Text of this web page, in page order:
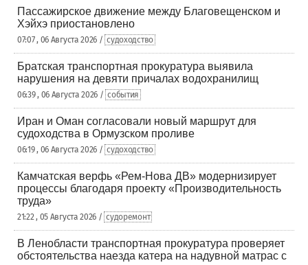
Пассажирское движение между Благовещенском и
Хэйхэ приостановлено
07:07 , 06 Августа 2026 / судоходство
Братская транспортная прокуратура выявила
нарушения на девяти причалах водохранилищ
06:39 , 06 Августа 2026 / события
Иран и Оман согласовали новый маршрут для
судоходства в Ормузском проливе
06:19 , 06 Августа 2026 / судоходство
Камчатская верфь «Рем-Нова ДВ» модернизирует
процессы благодаря проекту «Производительность
труда»
21:22 , 05 Августа 2026 / судоремонт
В Ленобласти транспортная прокуратура проверяет
обстоятельства наезда катера на надувной матрас с